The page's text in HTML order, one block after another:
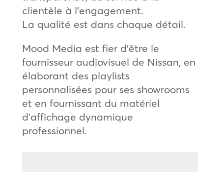
clientèle à l’engagement.
La qualité est dans chaque détail.
Mood Media est fier d’être le
fournisseur audiovisuel de Nissan, en
élaborant des playlists
personnalisées pour ses showrooms
et en fournissant du matériel
d’affichage dynamique
professionnel.